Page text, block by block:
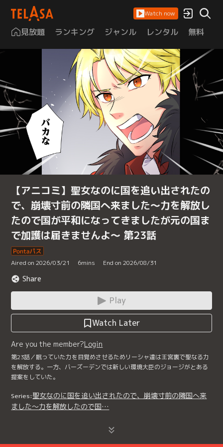
Watch now
見放題 ランキング ジャンル レンタル 無料
【アニコミ】聖女なのに国を追い出されたの
で、崩壊寸前の隣国へ来ました～力を解放し
たので国が平和になってきましたが元の国ま
で加護は届きませんよ～ 第23話
Aired on 2026/03/21 6mins End on 2026/08/31
Share
Play
Watch Later
Are you the member?Login
第23話／眠っていた力を目覚めさせるためリーシャ達は王宮裏で聖なる力
を解放する。一方、バーズーデンでは新しい環境大臣のジョージがとある
提案をしていた。
Series:聖女なのに国を追い出されたので、崩壊寸前の隣国へ来
ました～力を解放したので国…